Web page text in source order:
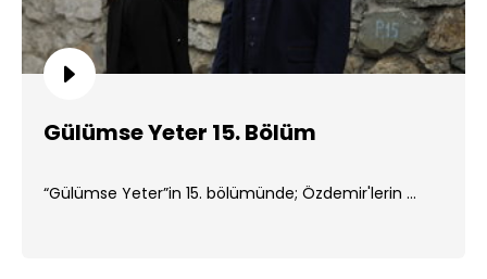
Gülümse Yeter 15. Bölüm
“Gülümse Yeter”in 15. bölümünde; Özdemir'lerin ...